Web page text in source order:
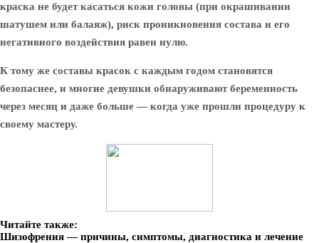
краска не будет касаться кожи головы (при окрашивании
шатушем или балаяж), риск проникновения состава и его
негативного воздействия равен нулю.
К тому же составы красок с каждым годом становятся
безопаснее, и многие девушки обнаруживают беременность
через месяц и даже больше — когда уже прошли процедуру к
своему мастеру.
Читайте также:
Шизофрения — причины, симптомы, диагностика и лечение